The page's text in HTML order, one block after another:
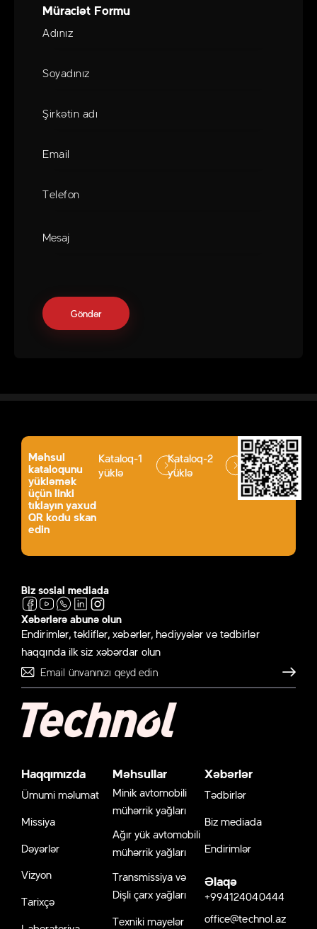
Müraciət Formu
Məhsul
kataloqunu
yükləmək
üçün linki
tıklayın yaxud
QR kodu skan
edin
Kataloq-1
yüklə
Kataloq-2
yüklə
Biz sosial mediada
Xəbərlərə abunə olun
Endirimlər, təkliflər, xəbərlər, hədiyyələr və tədbirlər
haqqında ilk siz xəbərdar olun
Göndər
Haqqımızda
Ümumi məlumat
Missiya
Dəyərlər
Vizyon
Tarixçə
Məhsullar
Minik avtomobili
mühərrik yağları
Ağır yük avtomobili
mühərrik yağları
Transmissiya və
Dişli çarx yağları
Texniki mayelər
Xəbərlər
Tədbirlər
Biz mediada
Endirimlər
Əlaqə
+994124040444
office@technol.az